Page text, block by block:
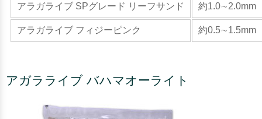
アラガライブ SPグレード リーフサンド 約1.0∼2.0mm
アラガライブ フィジーピンク 約0.5∼1.5mm
アガラライブ バハマオーライト